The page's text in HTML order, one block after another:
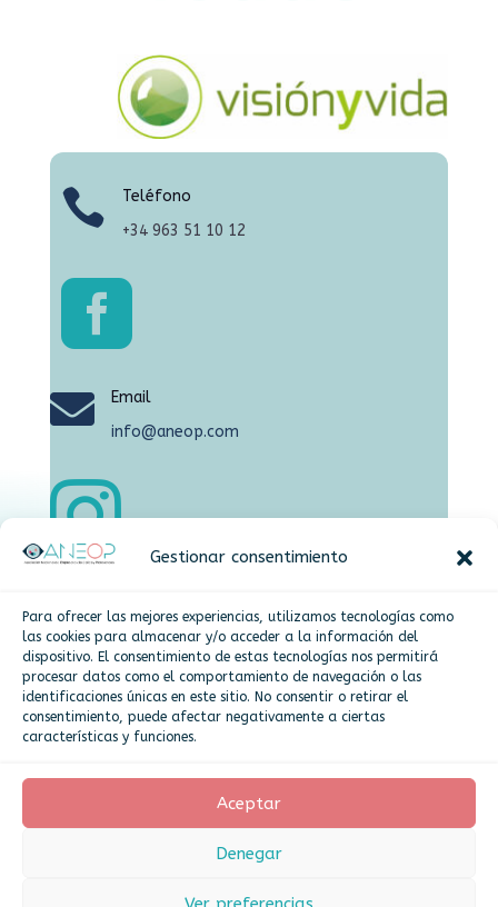
Gestionar consentimiento
Para ofrecer las mejores experiencias, utilizamos tecnologías como
las cookies para almacenar y/o acceder a la información del
dispositivo. El consentimiento de estas tecnologías nos permitirá
procesar datos como el comportamiento de navegación o las
identificaciones únicas en este sitio. No consentir o retirar el
consentimiento, puede afectar negativamente a ciertas
características y funciones.
Aceptar
Denegar

Teléfono
+34 963 51 10 12


Email
info@aneop.com


Plaza de la Constitución,15 Alcorcón
Más info
Asociación Nacional de Empresarios de Óptica